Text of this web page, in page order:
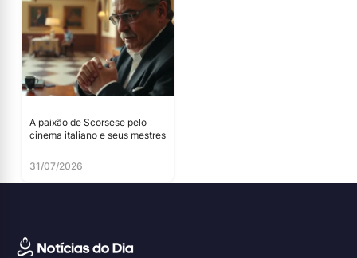
A paixão de Scorsese pelo
cinema italiano e seus mestres
31/07/2026